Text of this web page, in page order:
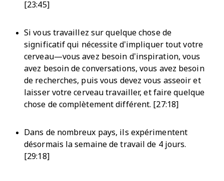
[23:45]
Si vous travaillez sur quelque chose de
significatif qui nécessite d’impliquer tout votre
cerveau—vous avez besoin d’inspiration, vous
avez besoin de conversations, vous avez besoin
de recherches, puis vous devez vous asseoir et
laisser votre cerveau travailler, et faire quelque
chose de complètement différent. [27:18]
Dans de nombreux pays, ils expérimentent
désormais la semaine de travail de 4 jours.
[29:18]